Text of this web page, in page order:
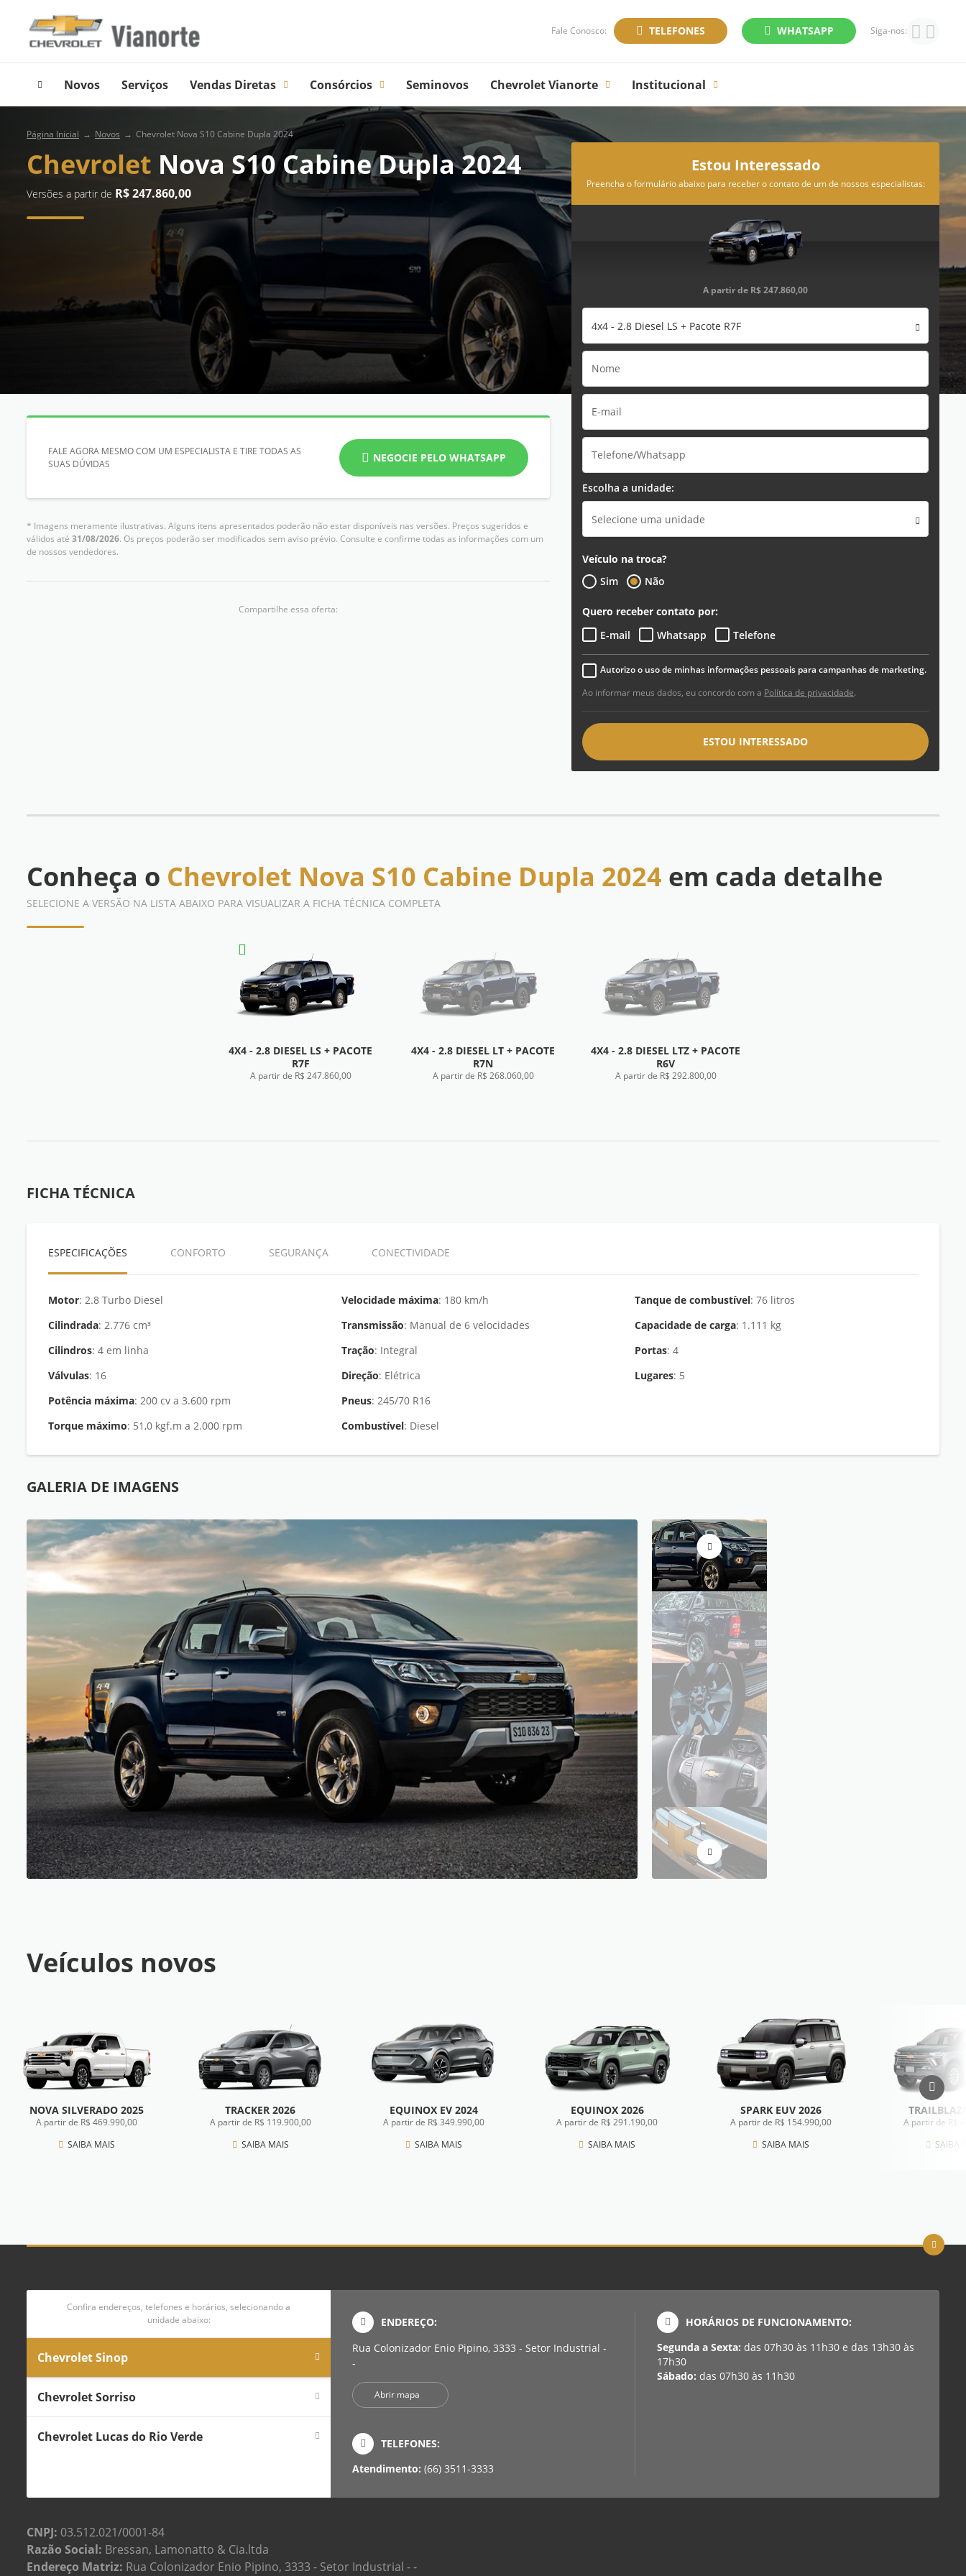
Fale Conosco: TELEFONES WHATSAPP Siga-nos:
Novos Serviços Vendas Diretas Consórcios Seminovos Chevrolet Vianorte Institucional
Página Inicial Novos Chevrolet Nova S10 Cabine Dupla 2024
Chevrolet Nova S10 Cabine Dupla 2024
Versões a partir de R$ 247.860,00
FALE AGORA MESMO COM UM ESPECIALISTA E TIRE TODAS AS
SUAS DÚVIDAS
NEGOCIE PELO WHATSAPP
* Imagens meramente ilustrativas. Alguns itens apresentados poderão não estar disponíveis nas versões. Preços sugeridos e
válidos até 31/08/2026. Os preços poderão ser modificados sem aviso prévio. Consulte e confirme todas as informações com um
de nossos vendedores.
Compartilhe essa oferta:
Estou Interessado
Preencha o formulário abaixo para receber o contato de um de nossos especialistas:
A partir de R$ 247.860,00
4x4 - 2.8 Diesel LS + Pacote R7F
Escolha a unidade:
Selecione uma unidade
Veículo na troca?
Sim
Não
Quero receber contato por:
E-mail
Whatsapp Telefone
Autorizo o uso de minhas informações pessoais para campanhas de marketing.
Ao informar meus dados, eu concordo com a Política de privacidade.
ESTOU INTERESSADO
Conheça o Chevrolet Nova S10 Cabine Dupla 2024 em cada detalhe
SELECIONE A VERSÃO NA LISTA ABAIXO PARA VISUALIZAR A FICHA TÉCNICA COMPLETA
4X4 - 2.8 DIESEL LS + PACOTE
R7F
A partir de R$ 247.860,00
4X4 - 2.8 DIESEL LT + PACOTE
R7N
A partir de R$ 268.060,00
4X4 - 2.8 DIESEL LTZ + PACOTE
R6V
A partir de R$ 292.800,00
FICHA TÉCNICA
ESPECIFICAÇÕES CONFORTO SEGURANÇA CONECTIVIDADE
Motor : 2.8 Turbo Diesel
Cilindrada : 2.776 cm³
Cilindros : 4 em linha
Válvulas : 16
Potência máxima : 200 cv a 3.600 rpm
Torque máximo : 51,0 kgf.m a 2.000 rpm
Velocidade máxima : 180 km/h
Transmissão : Manual de 6 velocidades
Tração : Integral
Direção : Elétrica
Pneus : 245/70 R16
Combustível : Diesel
Tanque de combustível : 76 litros
Capacidade de carga : 1.111 kg
Portas : 4
Lugares : 5
GALERIA DE IMAGENS
Veículos novos
NOVA SILVERADO 2025
A partir de R$ 469.990,00
SAIBA MAIS
TRACKER 2026
A partir de R$ 119.900,00
SAIBA MAIS
EQUINOX EV 2024
A partir de R$ 349.990,00
SAIBA MAIS
EQUINOX 2026
A partir de R$ 291.190,00
SAIBA MAIS
SPARK EUV 2026
A partir de R$ 154.990,00
SAIBA MAIS
A partir de R$
SAIBA
Confira endereços, telefones e horários, selecionando a
unidade abaixo:
Chevrolet Sinop
Chevrolet Sorriso
Chevrolet Lucas do Rio Verde
ENDEREÇO:
Rua Colonizador Enio Pipino, 3333 - Setor Industrial -
-
Abrir mapa
TELEFONES:
Atendimento:(66) 3511-3333
HORÁRIOS DE FUNCIONAMENTO:
Segunda a Sexta: das 07h30 às 11h30 e das 13h30 às
17h30
Sábado: das 07h30 às 11h30
CNPJ: 03.512.021/0001-84
Razão Social: Bressan, Lamonatto & Cia.ltda
Endereço Matriz: Rua Colonizador Enio Pipino, 3333 - Setor Industrial - -